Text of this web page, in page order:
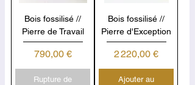
Bois fossilisé //
Pierre de Travail
Prix
790,00 €
Rupture de
Bois fossilisé //
Pierre d'Exception
Prix
2 220,00 €
Ajouter au